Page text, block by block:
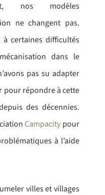
nos modèles
ne changent pas.
certaines difficultés
dans le
pas su adapter
pour répondre à cette
des décennies.
Campacity pour
à l’aide
villes et villages